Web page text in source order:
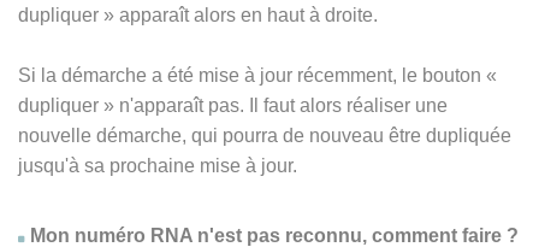
dupliquer » apparaît alors en haut à droite.
Si la démarche a été mise à jour récemment, le bouton «
dupliquer » n'apparaît pas. Il faut alors réaliser une
nouvelle démarche, qui pourra de nouveau être dupliquée
jusqu'à sa prochaine mise à jour.
Mon numéro RNA n'est pas reconnu, comment faire ?